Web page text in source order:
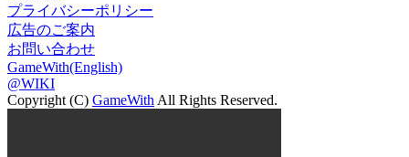
プライバシーポリシー
広告のご案内
お問い合わせ
GameWith(English)
@WIKI
Copyright (C) GameWith All Rights Reserved.